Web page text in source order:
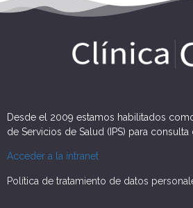
Desde el 2009 estamos habilitados
de Servicios de Salud (IPS) para consulta
Acceder a la intranet
Política de tratamiento de datos